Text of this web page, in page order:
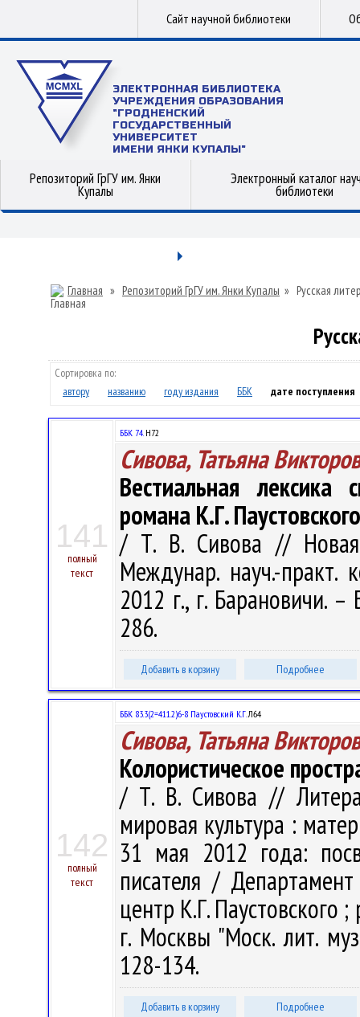
Сайт научной библиотеки
ЭЛЕКТРОННАЯ БИБЛИОТЕКА
УЧРЕЖДЕНИЯ ОБРАЗОВАНИЯ
"ГРОДНЕНСКИЙ
ГОСУДАРСТВЕННЫЙ
УНИВЕРСИТЕТ
ИМЕНИ ЯНКИ КУПАЛЫ"
Репозиторий ГрГУ им. Янки
Купалы
Электронный каталог
библиотеки
Главная » Репозиторий ГрГУ им. Янки Купалы » Русская
Сортировка по:
автору
названию году издания ББК дате поступления
141
полный
текст
ББК 74.Н72
Сивова, Татьяна
Вестиальная
романа К.Г.
/ Т. В. Сивова // Новая
Междунар. науч.-практ.
2012 г., г. Барановичи.
286.
Добавить в корзину Подробнее
142
полный
текст
ББК 83.3(2=411.2)6-8 Паустовский К.Г.Л64
Сивова, Татьяна
Колористическое
/ Т. В. Сивова //
мировая культура :
31 мая 2012 года:
писателя /
центр К.Г. Паустовского
г. Москвы "Моск. лит.
128-134.
Добавить в корзину Подробнее